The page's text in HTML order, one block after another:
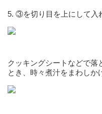
5. ③を切り目を上にして入
クッキングシートなどで落
とき、時々煮汁をまわしか